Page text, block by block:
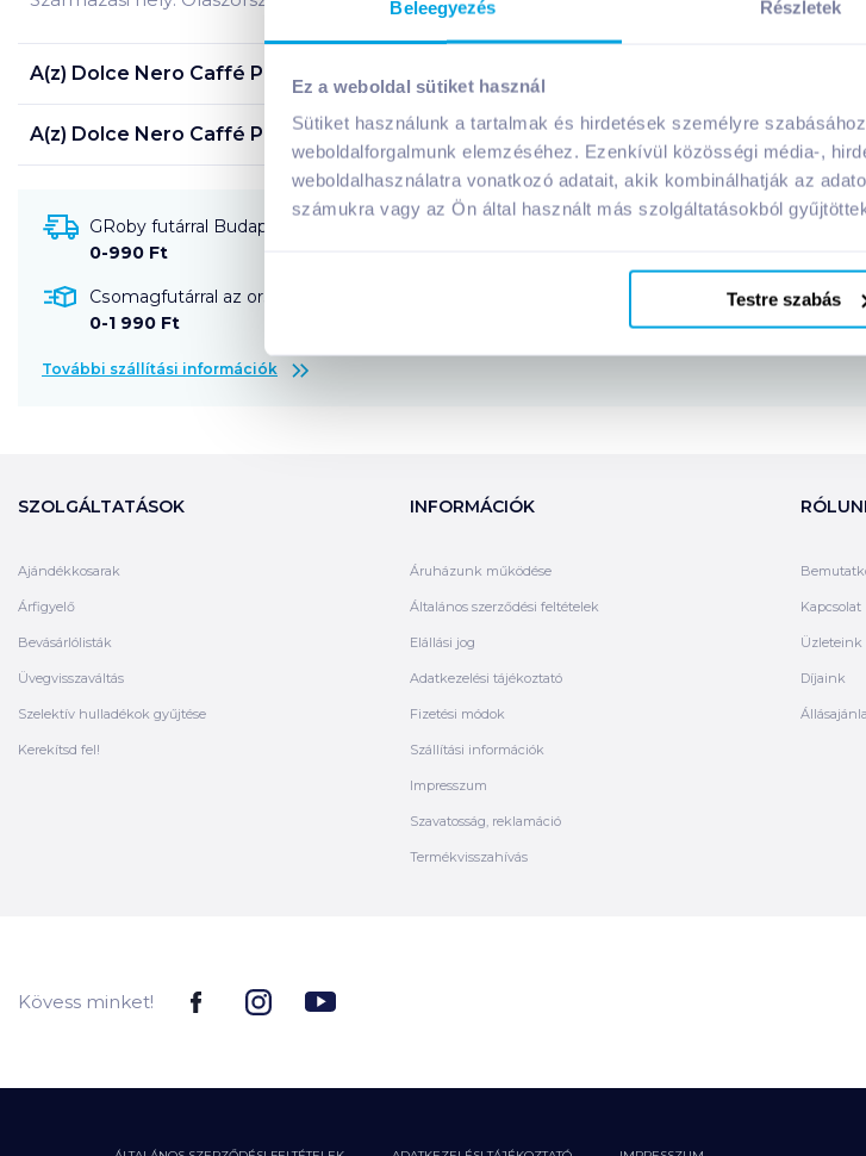
Beleegyezés Részletek
Ez a weboldal sütiket használ
Sütiket használunk a tartalmak és hirdetések személyre
weboldalforgalmunk elemzéséhez. Ezenkívül közösségi média-,
weboldalhasználatra vonatkozó adatait, akik kombinálhatják az
számukra vagy az Ön által használt más szolgáltatásokból
Testre szabás
A(z) Dolce Nero Caffé Pergolesi 250 g őrölt kávé termék összetevői:
A(z) Dolce Nero Caffé Pergolesi 250 g őrölt kávétermék tápanyagai:
GRoby futárral Budapestre és környékére szállítható
0-990 Ft
Csomagfutárral az ország egész területére szállítható!
0-1 990 Ft
További szállítási információk
SZOLGÁLTATÁSOK
Ajándékkosarak
Árfigyelő
Bevásárlólisták
Üvegvisszaváltás
Szelektív hulladékok gyűjtése
Kerekítsd fel!
INFORMÁCIÓK
Áruházunk működése
Általános szerződési feltételek
Elállási jog
Adatkezelési tájékoztató
Fizetési módok
Szállítási információk
Impresszum
Szavatosság, reklamáció
Termékvisszahívás
Kapcsolat
Üzleteink
Díjaink
Kövess minket!